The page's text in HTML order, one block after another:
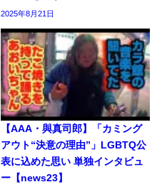
2025年8月21日
【AAA・與真司郎】「カミング
アウト“決意の理由”」LGBTQ公
表に込めた思い 単独インタビュ
ー【news23】